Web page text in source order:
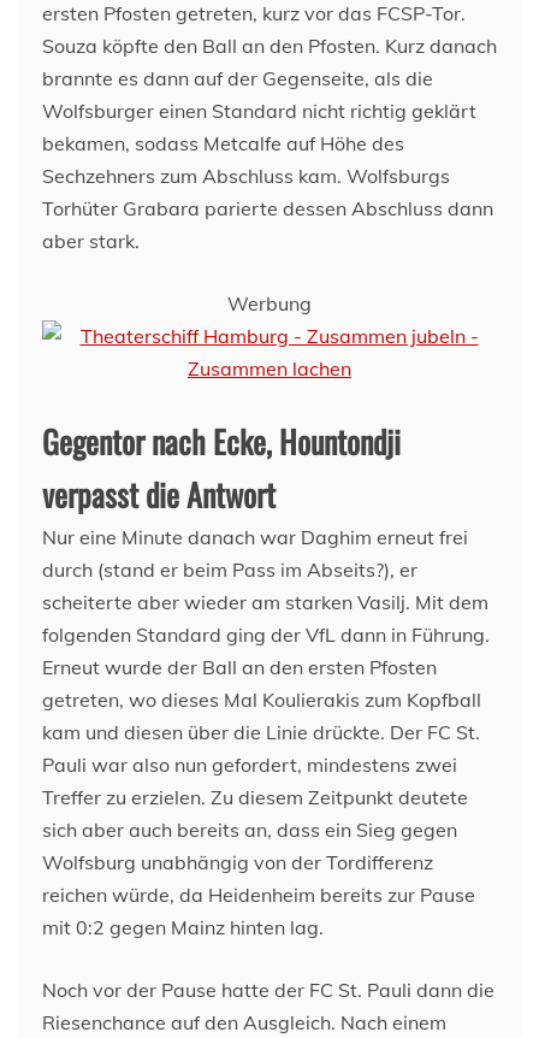
ersten Pfosten getreten, kurz vor das FCSP-Tor.
Souza köpfte den Ball an den Pfosten. Kurz danach
brannte es dann auf der Gegenseite, als die
Wolfsburger einen Standard nicht richtig geklärt
bekamen, sodass Metcalfe auf Höhe des
Sechzehners zum Abschluss kam. Wolfsburgs
Torhüter Grabara parierte dessen Abschluss dann
aber stark.
Werbung
Gegentor nach Ecke, Hountondji
verpasst die Antwort
Nur eine Minute danach war Daghim erneut frei
durch (stand er beim Pass im Abseits?), er
scheiterte aber wieder am starken Vasilj. Mit dem
folgenden Standard ging der VfL dann in Führung.
Erneut wurde der Ball an den ersten Pfosten
getreten, wo dieses Mal Koulierakis zum Kopfball
kam und diesen über die Linie drückte. Der FC St.
Pauli war also nun gefordert, mindestens zwei
Treffer zu erzielen. Zu diesem Zeitpunkt deutete
sich aber auch bereits an, dass ein Sieg gegen
Wolfsburg unabhängig von der Tordifferenz
reichen würde, da Heidenheim bereits zur Pause
mit 0:2 gegen Mainz hinten lag.
Noch vor der Pause hatte der FC St. Pauli dann die
Riesenchance auf den Ausgleich. Nach einem